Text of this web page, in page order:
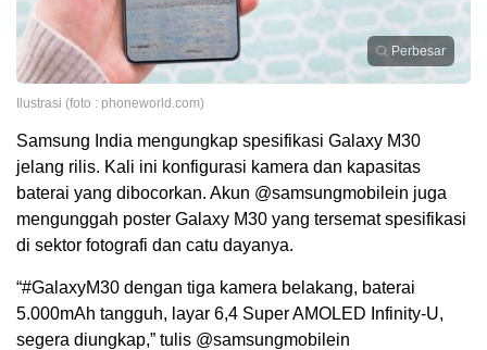
Perbesar
Ilustrasi (foto : phoneworld.com)
Samsung India mengungkap spesifikasi Galaxy M30
jelang rilis. Kali ini konfigurasi kamera dan kapasitas
baterai yang dibocorkan. Akun @samsungmobilein juga
mengunggah poster Galaxy M30 yang tersemat spesifikasi
di sektor fotografi dan catu dayanya.
“#GalaxyM30 dengan tiga kamera belakang, baterai
5.000mAh tangguh, layar 6,4 Super AMOLED Infinity-U,
segera diungkap,” tulis @samsungmobilein